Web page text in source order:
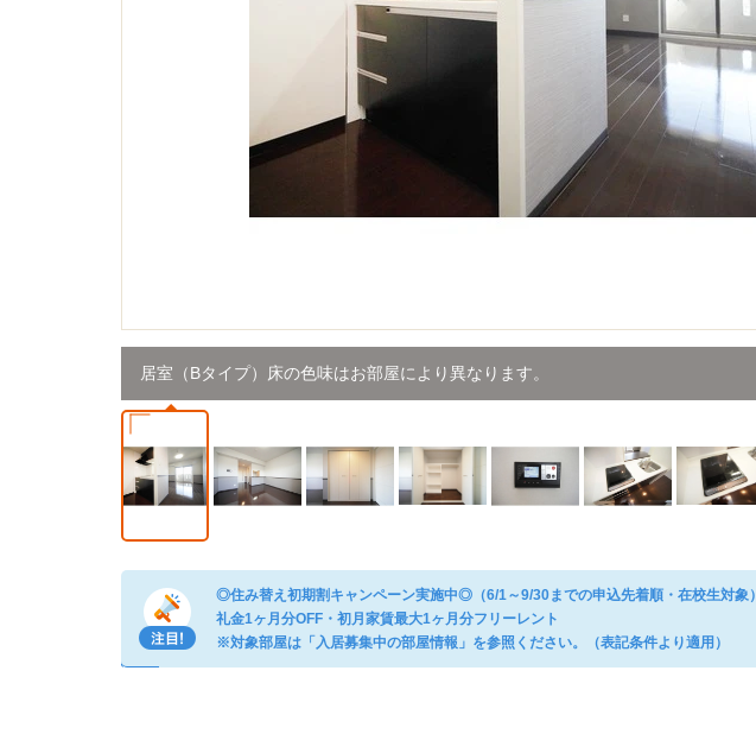
居室（Bタイプ）床の色味はお部屋により異なります。
◎住み替え初期割キャンペーン実施中◎（6/1～9/30までの申込先着順・在校生対象）
礼金1ヶ月分OFF・初月家賃最大1ヶ月分フリーレント
※対象部屋は「入居募集中の部屋情報」を参照ください。（表記条件より適用）